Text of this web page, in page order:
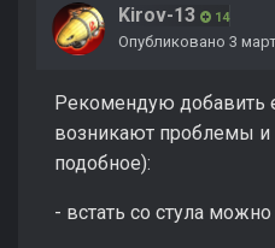
Kirov-13 14
Опубликовано 3
Рекомендую добавить
возникают проблемы и
подобное):
- встать со стула